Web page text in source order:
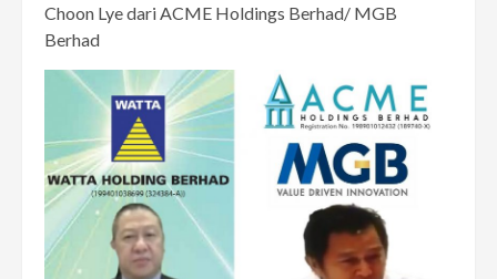
Choon Lye dari ACME Holdings Berhad/ MGB
Berhad